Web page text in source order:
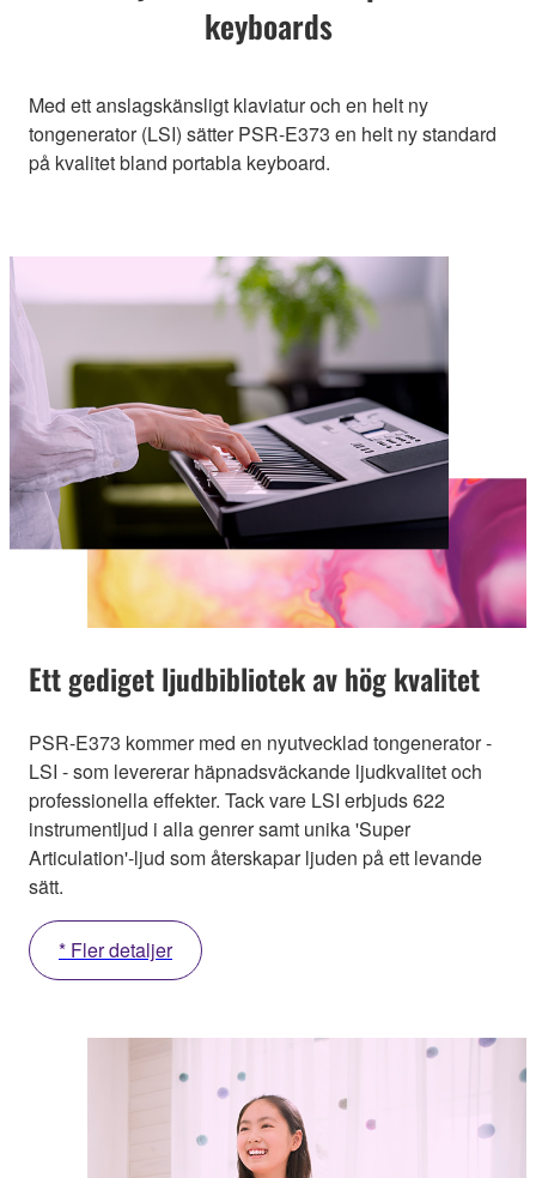
keyboards
Med ett anslagskänsligt klaviatur och en helt ny
tongenerator (LSI) sätter PSR-E373 en helt ny standard
på kvalitet bland portabla keyboard.
Ett gediget ljudbibliotek av hög kvalitet
PSR-E373 kommer med en nyutvecklad tongenerator -
LSI - som levererar häpnadsväckande ljudkvalitet och
professionella effekter. Tack vare LSI erbjuds 622
instrumentljud i alla genrer samt unika 'Super
Articulation'-ljud som återskapar ljuden på ett levande
sätt.
* Fler detaljer